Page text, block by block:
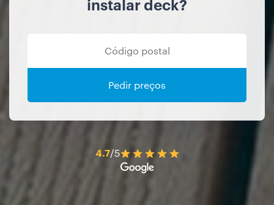
instalar deck?
Pedir preços
4.7/5